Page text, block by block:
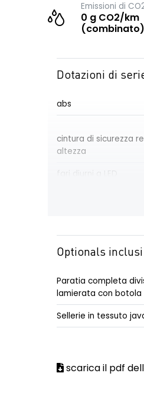
Emissioni di
0 g CO2/km
(combinato)
Dotazioni di
abs
cintura di sicurezza
altezza
Optionals inclusi
Paratia completa
lamierata con botola
Sellerie in tessuto
scarica il pdf